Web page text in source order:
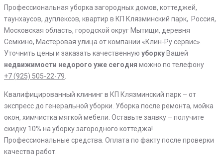
парк»
🏠
клининг
коттеджей
Профессиональная уборка загородных домов, коттеджей,
таунхаусов, дуплексов, квартир в КП Клязминский парк, Россия,
Московская область, городской округ Мытищи, деревня
Семкино, Мастеровая улица от компании «Клин-Ру сервис».
Уточнить цены и заказать качественную уборку Вашей
недвижимости недорого уже сегодня можно по телефону
+7 (925) 505-22-79
Квалифицированный клининг в КП Клязминский парк – от
экспресс до генеральной уборки. Уборка после ремонта, мойка
окон, химчистка мягкой мебели. Оставьте заявку – получите
скидку 10% на уборку загородного коттеджа!
Профессиональные средства. Оплата по факту после проверки
качества работ.